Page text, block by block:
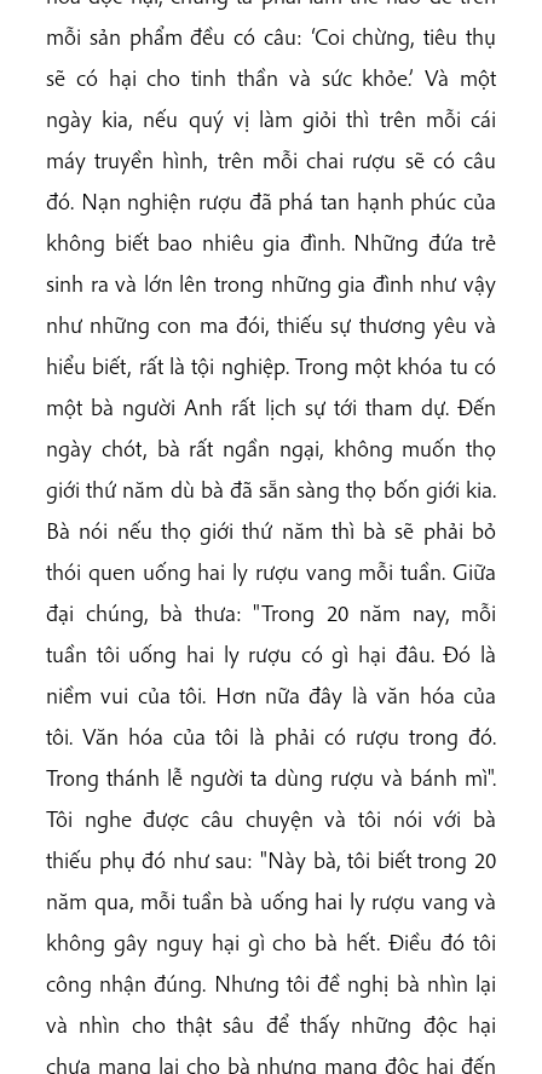
mỗi sản phẩm đều có câu: ‘Coi chừng, tiêu thụ
sẽ có hại cho tinh thần và sức khỏe.’ Và một
ngày kia, nếu quý vị làm giỏi thì trên mỗi cái
máy truyền hình, trên mỗi chai rượu sẽ có câu
đó. Nạn nghiện rượu đã phá tan hạnh phúc của
không biết bao nhiêu gia đình. Những đứa trẻ
sinh ra và lớn lên trong những gia đình như vậy
như những con ma đói, thiếu sự thương yêu và
hiểu biết, rất là tội nghiệp. Trong một khóa tu có
một bà người Anh rất lịch sự tới tham dự. Đến
ngày chót, bà rất ngần ngại, không muốn thọ
giới thứ năm dù bà đã sẵn sàng thọ bốn giới kia.
Bà nói nếu thọ giới thứ năm thì bà sẽ phải bỏ
thói quen uống hai ly rượu vang mỗi tuần. Giữa
đại chúng, bà thưa: "Trong 20 năm nay, mỗi
tuần tôi uống hai ly rượu có gì hại đâu. Đó là
niềm vui của tôi. Hơn nữa đây là văn hóa của
tôi. Văn hóa của tôi là phải có rượu trong đó.
Trong thánh lễ người ta dùng rượu và bánh mì".
Tôi nghe được câu chuyện và tôi nói với bà
thiếu phụ đó như sau: "Này bà, tôi biết trong 20
năm qua, mỗi tuần bà uống hai ly rượu vang và
không gây nguy hại gì cho bà hết. Điều đó tôi
công nhận đúng. Nhưng tôi đề nghị bà nhìn lại
và nhìn cho thật sâu để thấy những độc hại
chưa mang lại cho bà nhưng mang độc hại đến